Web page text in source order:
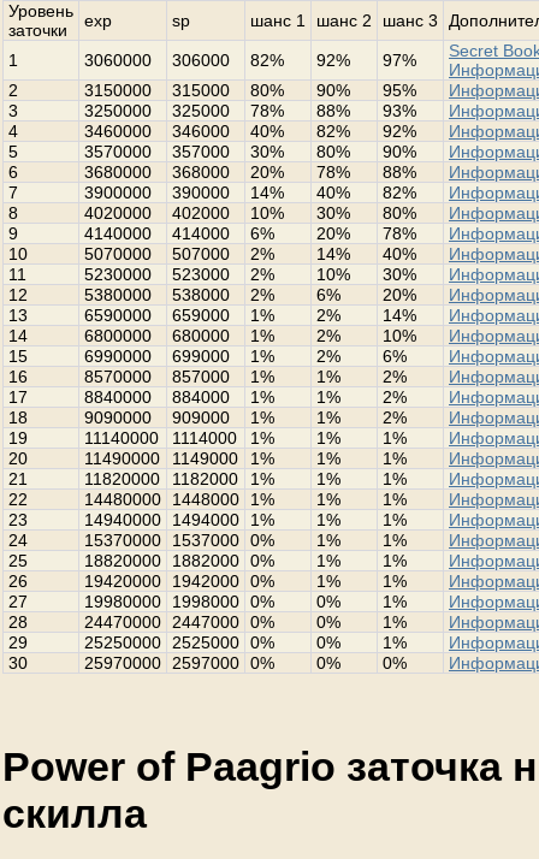
Уровень
заточки
exp sp шанс 1 шанс 2 шанс 3
1 3060000 306000 82% 92% 97%
Secret
2
3150000 315000 80% 90% 95%
3
3250000 325000 78% 88% 93%
4
3460000 346000 40% 82% 92%
5
3570000 357000 30% 80% 90%
6
3680000 368000 20% 78% 88%
7
3900000 390000 14% 40% 82%
8
4020000 402000 10% 30% 80%
9
4140000 414000 6% 20% 78%
10
5070000 507000 2% 14% 40%
11
5230000 523000 2% 10% 30%
12
5380000 538000 2% 6% 20%
13
6590000 659000 1% 2% 14%
14
6800000 680000 1% 2% 10%
15
6990000 699000 1% 2% 6%
16
8570000 857000 1% 1% 2%
17
8840000 884000 1% 1% 2%
18
9090000 909000 1% 1% 2%
19
11140000 1114000 1% 1% 1%
20
11490000 1149000 1% 1% 1%
21
11820000 1182000 1% 1% 1%
22
14480000 1448000 1% 1% 1%
23
14940000 1494000 1% 1% 1%
24
15370000 1537000 0% 1% 1%
25
18820000 1882000 0% 1% 1%
26
19420000 1942000 0% 1% 1%
27
19980000 1998000 0% 0% 1%
28
24470000 2447000 0% 0% 1%
29
25250000 2525000 0% 0% 1%
30
25970000 2597000 0% 0% 0%
Power of Paagrio заточка
скилла